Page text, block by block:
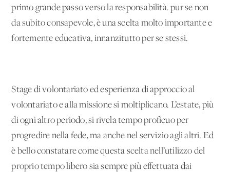
primo grande passo verso la responsabilità. pur se non
da subito consapevole, è una scelta molto importante e
fortemente educativa, innanzitutto per se stessi.
Stage di volontariato ed esperienza di approccio al
volontariato e alla missione si moltiplicano. L’estate, più
di ogni altro periodo, si rivela tempo proficuo per
progredire nella fede, ma anche nel servizio agli altri. Ed
è bello constatare come questa scelta nell’utilizzo del
proprio tempo libero sia sempre più effettuata dai